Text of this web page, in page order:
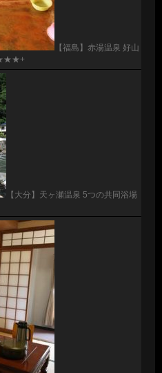
【福島】赤湯温泉 好山
★★★+
【大分】天ヶ瀬温泉 5つの共同浴場